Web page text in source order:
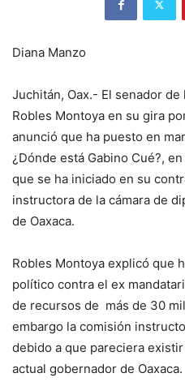
Diana Manzo
Juchitán, Oax.- El senador
Robles Montoya en su gira
anunció que ha puesto en
¿Dónde está Gabino Cué?,
que se ha iniciado en su
instructora de la cámara de
de Oaxaca.
Robles Montoya explicó que
político contra el ex
de recursos de más de 30
embargo la comisión
debido a que pareciera
actual gobernador de Oaxaca.